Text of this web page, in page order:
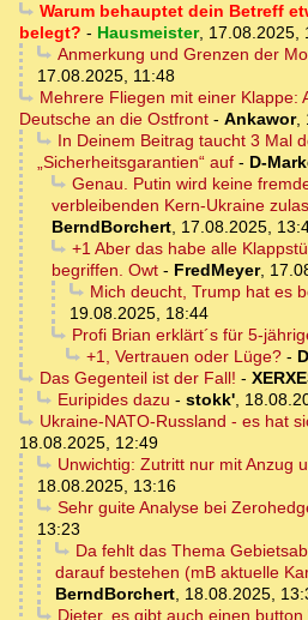
Warum behauptet dein Betreff
belegt? - Hausmeister, 17.08.2025,
Anmerkung und Grenzen der
17.08.2025, 11:48
Mehrere Fliegen mit einer Klappe:
Deutsche an die Ostfront - Ankawor,
In Deinem Beitrag taucht 3 Mal
„Sicherheitsgarantien“ auf - D-
Genau. Putin wird keine
verbleibenden Kern-Ukraine
BerndBorchert, 17.08.2025,
+1 Aber das habe alle
begriffen. Owt - FredMeyer,
Mich deucht, Trump hat es
19.08.2025, 18:44
Profi Brian erklärt´s für 5-
+1, Vertrauen oder Lüge?-
Das Gegenteil ist der Fall! -
Euripides dazu - stokk',
Ukraine-NATO-Russland - es hat
18.08.2025, 12:49
Unwichtig: Zutritt nur mit Anzug
18.08.2025, 13:16
Sehr guite Analyse bei
13:23
Da fehlt das Thema
darauf bestehen (mB aktuelle
BerndBorchert, 18.08.2025,
Dieter, es gibt auch einen